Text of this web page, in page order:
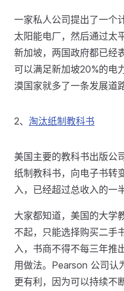
一家私人公司提出了一个
太阳能电厂，然后通过太
新加坡，两国政府都已经
可以满足新加坡20%的电
漠国家就多了一条发展道路
2、 淘汰纸制教科书
美国主要的教科书出版公
纸制教科书，向电子书转
入，已经超过总收入的一半
大家都知道，美国的大学
不起，只能选择购买二手
入，书商不得不每三年推
用做法。Pearson 公司认
更有利，因为可以持续不